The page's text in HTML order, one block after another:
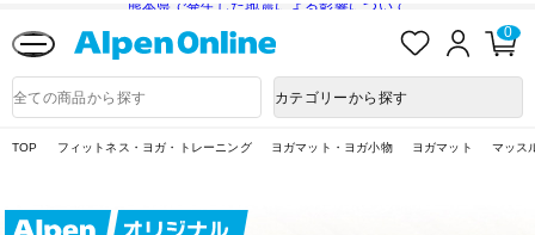
熊本県で発生した地震による影響について
入
ロ
ン
0
品
検
カテゴリーから探す
TOP フィットネス・ヨガ・トレーニング ヨガマット・ヨガ小物 ヨガマット マッス